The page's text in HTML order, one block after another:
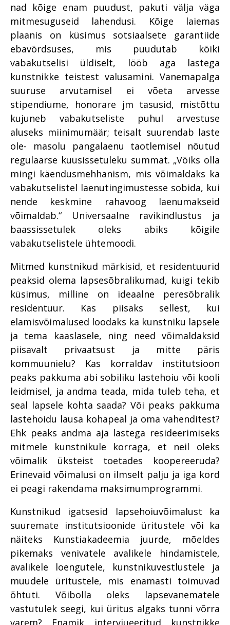
nad kõige enam puudust, pakuti välja väga
mitmesuguseid lahendusi. Kõige laiemas
plaanis on küsimus sotsiaalsete garantiide
ebavõrdsuses, mis puudutab kõiki
vabakutselisi üldiselt, lööb aga lastega
kunstnikke teistest valusamini. Vanemapalga
suuruse arvutamisel ei võeta arvesse
stipendiume, honorare jm tasusid, mistõttu
kujuneb vabakutseliste puhul arvestuse
aluseks miinimumäär; teisalt suurendab laste
ole- masolu pangalaenu taotlemisel nõutud
regulaarse kuusissetuleku summat. „Võiks olla
mingi käendusmehhanism, mis võimaldaks ka
vabakutselistel laenutingimustesse sobida, kui
nende keskmine rahavoog laenumakseid
võimaldab.“ Universaalne ravikindlustus ja
baassissetulek oleks abiks kõigile
vabakutselistele ühtemoodi.
Mitmed kunstnikud märkisid, et residentuurid
peaksid olema lapsesõbralikumad, kuigi tekib
küsimus, milline on ideaalne peresõbralik
residentuur. Kas piisaks sellest, kui
elamisvõimalused loodaks ka kunstniku lapsele
ja tema kaaslasele, ning need võimaldaksid
piisavalt privaatsust ja mitte päris
kommuunielu? Kas korraldav institutsioon
peaks pakkuma abi sobiliku lastehoiu või kooli
leidmisel, ja andma teada, mida tuleb teha, et
seal lapsele kohta saada? Või peaks pakkuma
lastehoidu lausa kohapeal ja oma vahenditest?
Ehk peaks andma aja lastega resideerimiseks
mitmele kunstnikule korraga, et neil oleks
võimalik üksteist toetades koopereeruda?
Erinevaid võimalusi on ilmselt palju ja iga kord
ei peagi rakendama maksimumprogrammi.
Kunstnikud igatsesid lapsehoiuvõimalust ka
suuremate institutsioonide üritustele või ka
näiteks Kunstiakadeemia juurde, mõeldes
pikemaks venivatele avalikele hindamistele,
avalikele loengutele, kunstnikuvestlustele ja
muudele üritustele, mis enamasti toimuvad
õhtuti. Võibolla oleks lapsevanematele
vastutulek seegi, kui üritus algaks tunni võrra
varem? Enamik intervjueeritud kunstnikke